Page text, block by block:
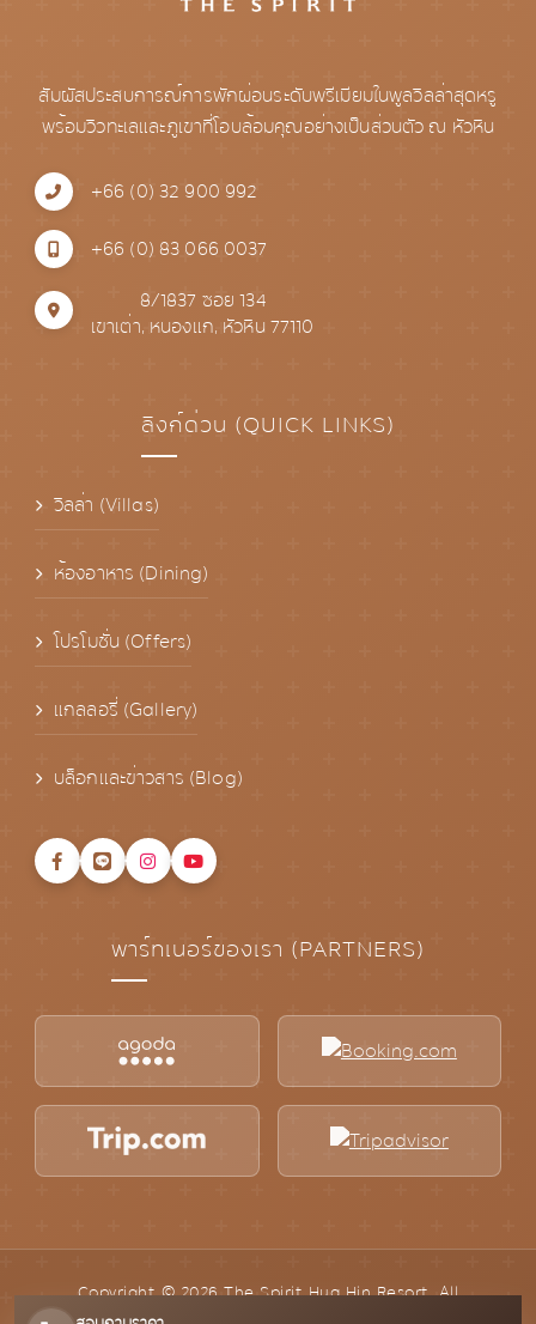
สัมผัสประสบการณ์การพักผ่อนระดับพรีเมียมในพูลวิลล่าสุดหรู
พร้อมวิวทะเลและภูเขาที่โอบล้อมคุณอย่างเป็นส่วนตัว ณ หัวหิน
+66 (0) 32 900 992
+66 (0) 83 066 0037
8/1837 ซอย 134
เขาเต่า, หนองแก, หัวหิน 77110
ลิงก์ด่วน (QUICK LINKS)
วิลล่า (Villas)
ห้องอาหาร (Dining)
โปรโมชั่น (Offers)
แกลลอรี่ (Gallery)
บล็อกและข่าวสาร (Blog)
พาร์ทเนอร์ของเรา (PARTNERS)
Copyright © 2026The Spirit Hua Hin Resort. All